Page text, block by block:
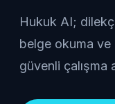
Hukuk AI;
belge okuma ve
güvenli çalışma